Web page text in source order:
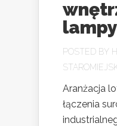
POSTED BY
Aranżacja
łączenia